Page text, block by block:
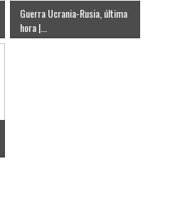
Guerra Ucrania-Rusia, última
hora |...